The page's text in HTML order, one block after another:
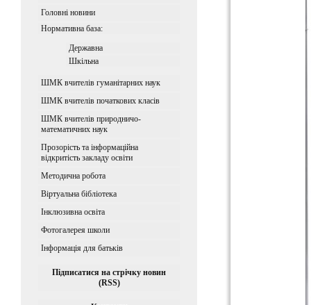
Головні новини
Нормативна база:
Державна
Шкiльна
ШМК вчителів гуманітарних наук
ШМК вчителів початкових класів
ШМК вчителів природничо-
математичних наук
Прозорість та інформаційна
відкритість закладу освіти
Методична робота
Віртуальна бібліотека
Iнклюзивна освiта
Фотогалерея школи
Інформація для батьків
Підписатися на стрічку новин
(RSS)